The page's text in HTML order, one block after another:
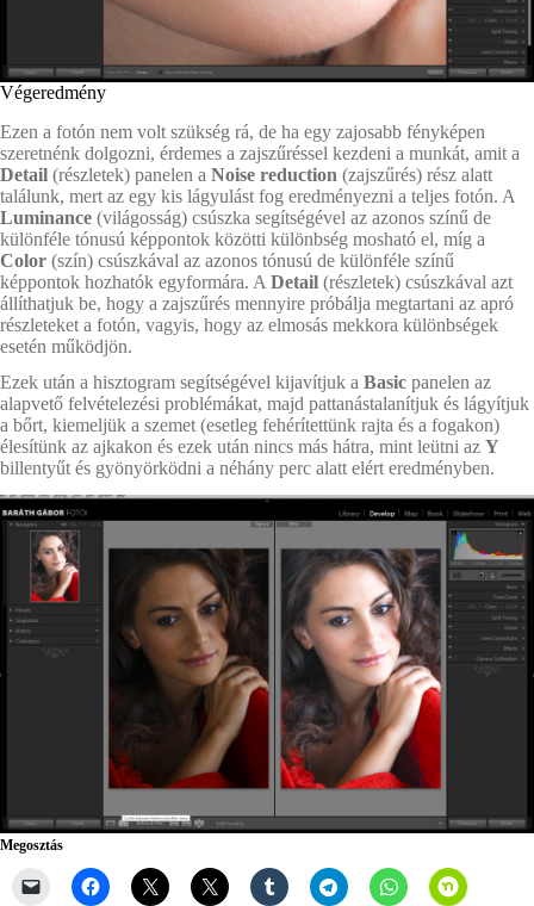
Végeredmény
Ezen a fotón nem volt szükség rá, de ha egy zajosabb fényképen
szeretnénk dolgozni, érdemes a zajszűréssel kezdeni a munkát, amit a
Detail (részletek) panelen a Noise reduction (zajszűrés) rész alatt
találunk, mert az egy kis lágyulást fog eredményezni a teljes fotón. A
Luminance (világosság) csúszka segítségével az azonos színű de
különféle tónusú képpontok közötti különbség mosható el, míg a
Color (szín) csúszkával az azonos tónusú de különféle színű
képpontok hozhatók egyformára. A Detail (részletek) csúszkával azt
állíthatjuk be, hogy a zajszűrés mennyire próbálja megtartani az apró
részleteket a fotón, vagyis, hogy az elmosás mekkora különbségek
esetén működjön.
Ezek után a hisztogram segítségével kijavítjuk a Basic panelen az
alapvető felvételezési problémákat, majd pattanástalanítjuk és lágyítjuk
a bőrt, kiemeljük a szemet (esetleg fehérítettünk rajta és a fogakon)
élesítünk az ajkakon és ezek után nincs más hátra, mint leütni az Y
billentyűt és gyönyörködni a néhány perc alatt elért eredményben.
Megosztás